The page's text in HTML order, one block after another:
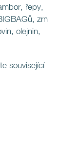
řepy,
zrn
olejnin,
související